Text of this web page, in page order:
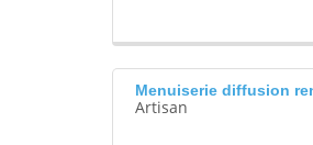
Menuiserie diffusion
Artisan